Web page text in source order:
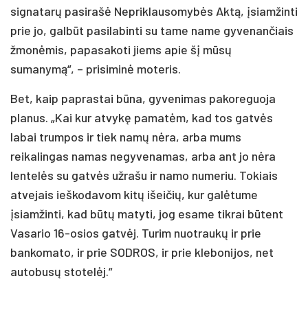
signatarų pasirašė Nepriklausomybės Aktą, įsiamžinti
prie jo, galbūt pasilabinti su tame name gyvenančiais
žmonėmis, papasakoti jiems apie šį mūsų
sumanymą“, – prisiminė moteris.
Bet, kaip paprastai būna, gyvenimas pakoreguoja
planus. „Kai kur atvykę pamatėm, kad tos gatvės
labai trumpos ir tiek namų nėra, arba mums
reikalingas namas negyvenamas, arba ant jo nėra
lentelės su gatvės užrašu ir namo numeriu. Tokiais
atvejais ieškodavom kitų išeičių, kur galėtume
įsiamžinti, kad būtų matyti, jog esame tikrai būtent
Vasario 16-osios gatvėj. Turim nuotraukų ir prie
bankomato, ir prie SODROS, ir prie klebonijos, net
autobusų stotelėj.“